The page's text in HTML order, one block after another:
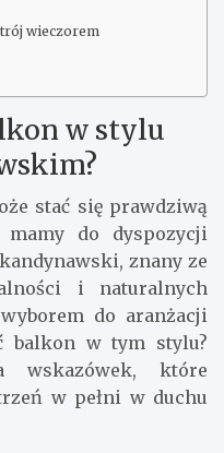
wieczorem
w stylu
stać się prawdziwą
do dyspozycji
znany ze
i naturalnych
do aranżacji
balkon w tym stylu?
wskazówek, które
w pełni w duchu